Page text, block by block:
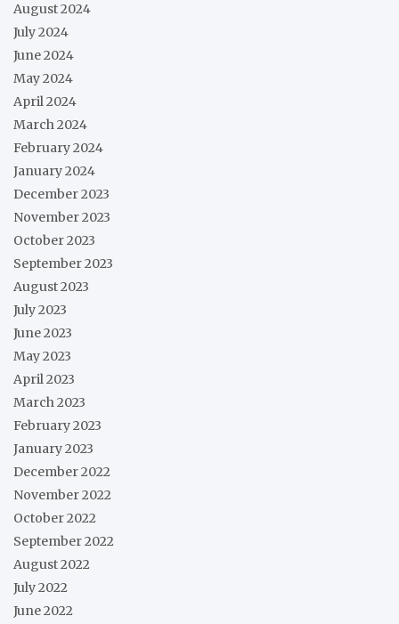
August 2024
July 2024
June 2024
May 2024
April 2024
March 2024
February 2024
January 2024
December 2023
November 2023
October 2023
September 2023
August 2023
July 2023
June 2023
May 2023
April 2023
March 2023
February 2023
January 2023
December 2022
November 2022
October 2022
September 2022
August 2022
July 2022
June 2022